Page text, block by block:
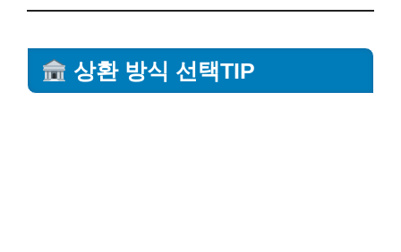
상환 방식 선택TIP